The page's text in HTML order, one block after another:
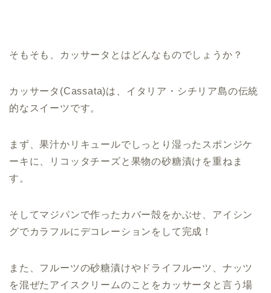
そもそも、カッサータとはどんなものでしょうか？
カッサータ(Cassata)は、イタリア・シチリア島の伝統
的なスイーツです。
まず、果汁かリキュールでしっとり湿ったスポンジケ
ーキに、リコッタチーズと果物の砂糖漬けを重ねま
す。
そしてマジパンで作ったカバー殻をかぶせ、アイシン
グでカラフルにデコレーションをして完成！
また、フルーツの砂糖漬けやドライフルーツ、ナッツ
を混ぜたアイスクリームのことをカッサータと言う場